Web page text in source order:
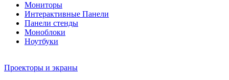
Мониторы
Интерактивные Панели
Панели стенды
Моноблоки
Ноутбуки
Проекторы и экраны